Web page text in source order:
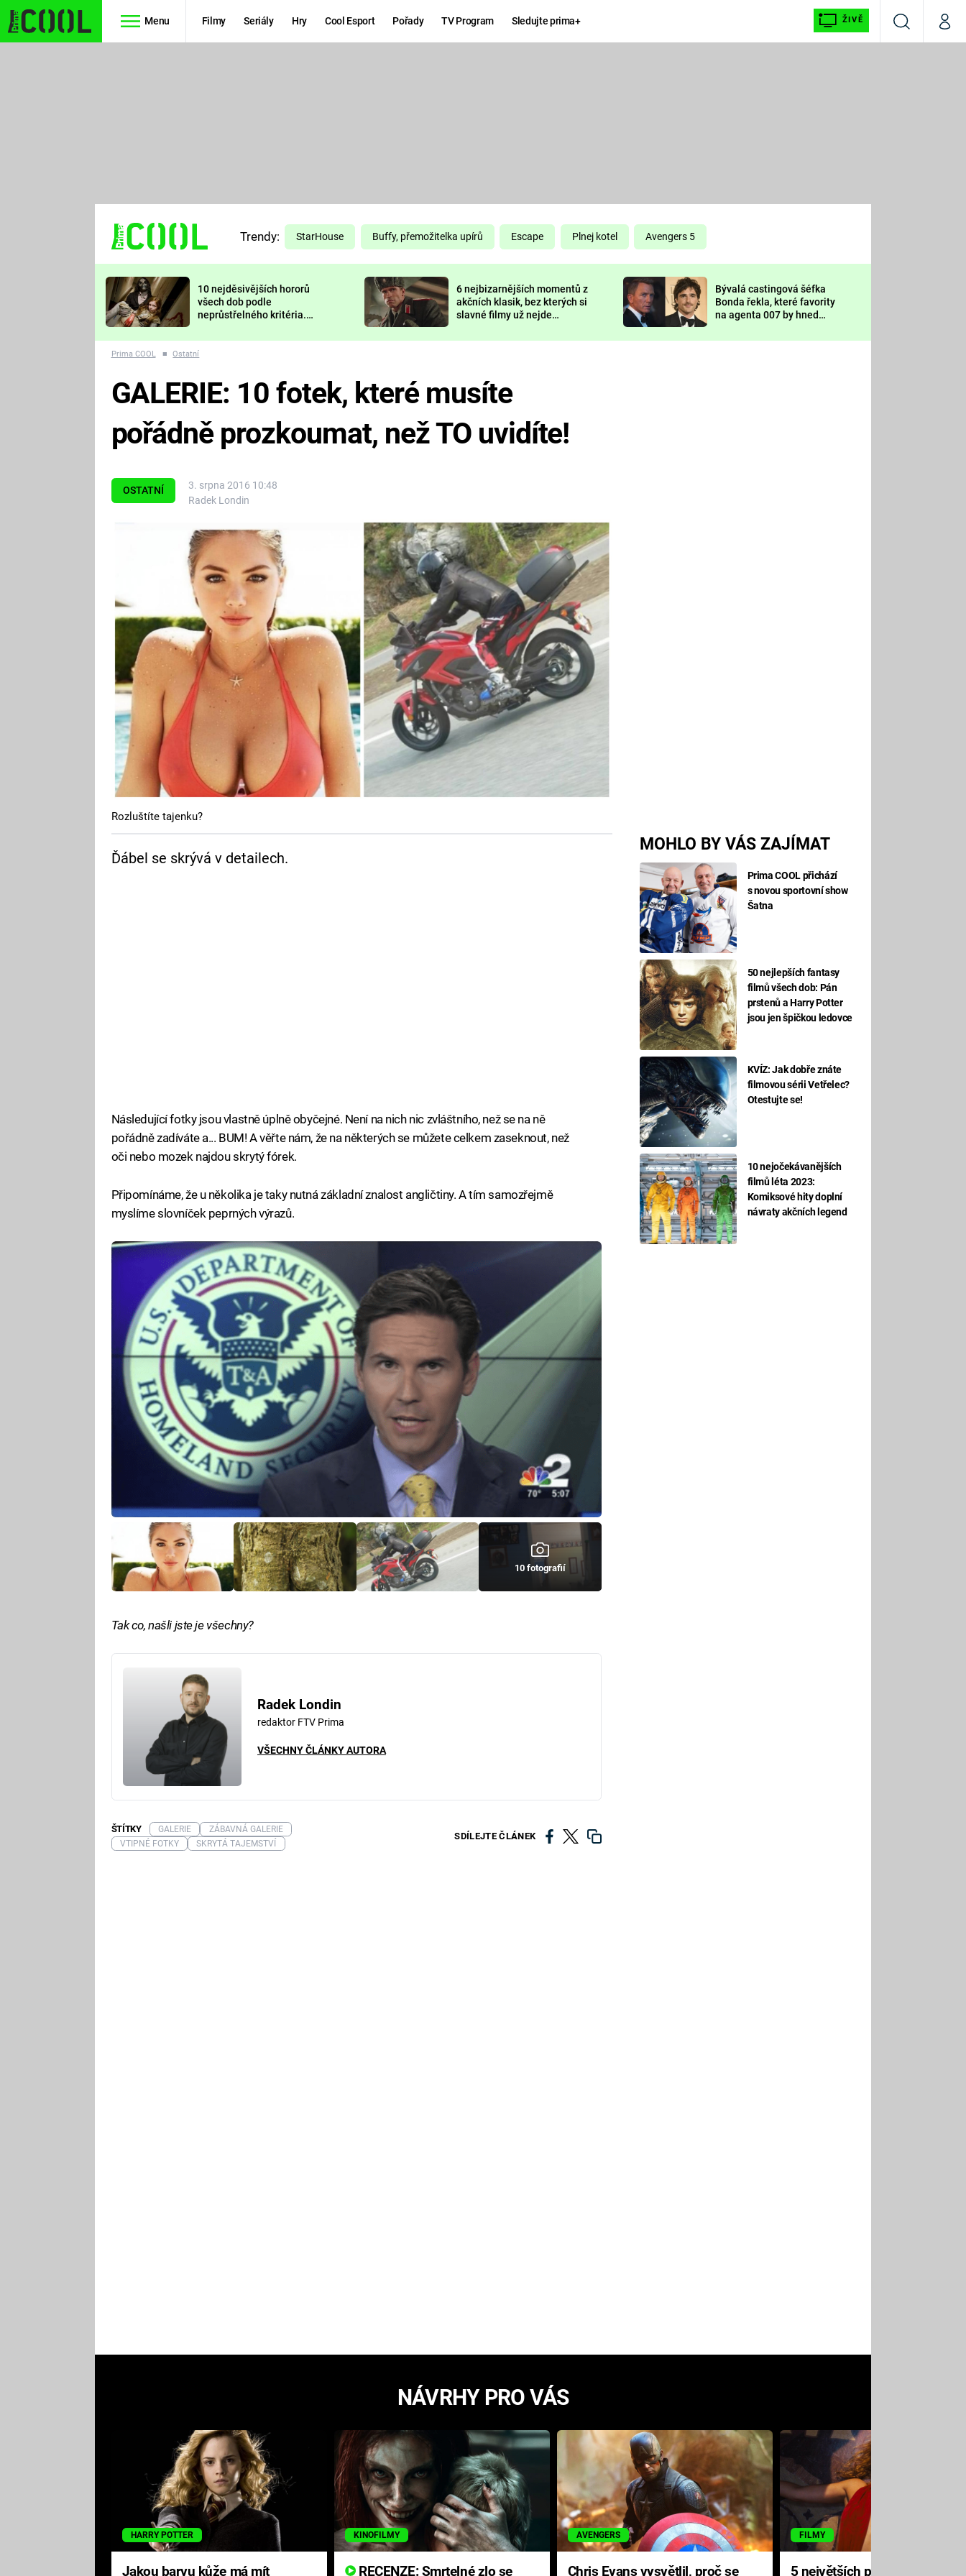
Menu Filmy Seriály Hry Cool Esport Pořady TV Program Sledujte prima+ ŽIVĚ
VyhledáváníMůj
TŘESKU
FUTURAMA
PREDÁTOR
DELIVERANCE
KOMEDIE
CHUCK
NORRIS
DEADPOOL
Prima LAJK
Sledujte nás
Trendy: StarHouse Buffy, přemožitelka upírů Escape Plnej kotel Avengers 5
10 nejděsivějších hororů
všech dob podle
neprůstřelného kritéria.
nejvíc zvednou tep?
6 nejbizarnějších momentů z
akčních klasik, bez kterých si
slavné filmy už nejde
Bývalá castingová šéfka
Bonda řekla, které favority
na agenta 007 by hned
Prima COOL ■ Ostatní
OSTATNÍ
3. srpna 2016 10:48
Radek Londin
MOHLO BY VÁS ZAJÍMAT
Prima COOL přichází
s novou sportovní show
Šatna
50 nejlepších fantasy
filmů všech dob: Pán
prstenů a Harry Potter
jsou jen špičkou ledovce
KVÍZ: Jak dobře znáte
filmovou sérii Vetřelec?
Otestujte se!
10 nejočekávanějších
filmů léta 2023:
Komiksové hity doplní
návraty akčních legend
GALERIE: 10 fotek, které musíte
pořádně prozkoumat, než TO uvidíte!
Rozluštíte tajenku?
Ďábel se skrývá v detailech.
Následující fotky jsou vlastně úplně obyčejné. Není na nich nic zvláštního, než se na ně
pořádně zadíváte a... BUM! A věřte nám, že na některých se můžete celkem zaseknout, než
oči nebo mozek najdou skrytý fórek.
Připomínáme, že u několika je taky nutná základní znalost angličtiny. A tím samozřejmě
myslíme slovníček peprných výrazů.
10 fotografií
Tak co, našli jste je všechny?
Radek Londin
redaktor FTV Prima
VŠECHNY ČLÁNKY AUTORA
SDÍLEJTE ČLÁNEK
ŠTÍTKY GALERIE
ZÁBAVNÁ GALERIE
VTIPNÉ FOTKY
SKRYTÁ TAJEMSTVÍ
NÁVRHY PRO VÁS
HARRY POTTER
Jakou barvu kůže má mít
KINOFILMY
RECENZE: Smrtelné zlo se
AVENGERS
Chris Evans vysvětlil, proč se
FILMY
5 největších propadáků